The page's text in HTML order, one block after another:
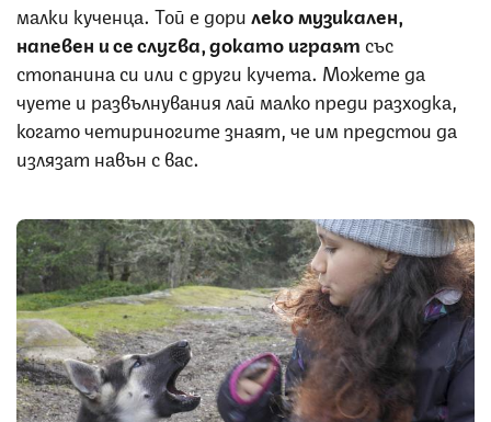
малки кученца. Той е дори леко музикален,
напевен и се случва, докато играятсъс
стопанина си или с други кучета. Можете да
чуете и развълнувания лай малко преди разходка,
когато четириногите знаят, че им предстои да
излязат навън с вас.